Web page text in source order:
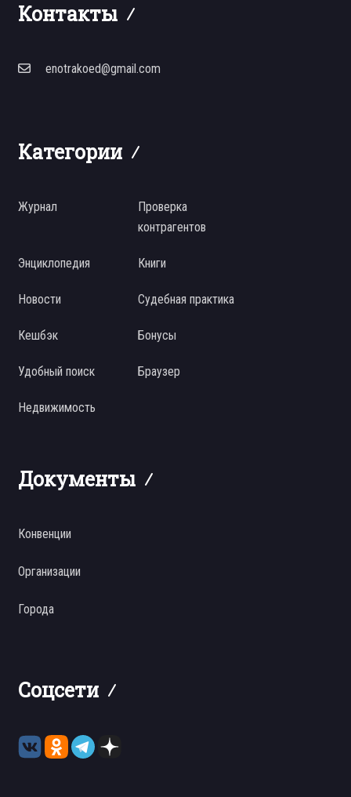
Контакты
enotrakoed@gmail.com
Категории
Журнал
Проверка
контрагентов
Энциклопедия Книги
Новости Судебная практика
Кешбэк Бонусы
Удобный поиск Браузер
Недвижимость
Документы
Конвенции
Организации
Города
Соцсети